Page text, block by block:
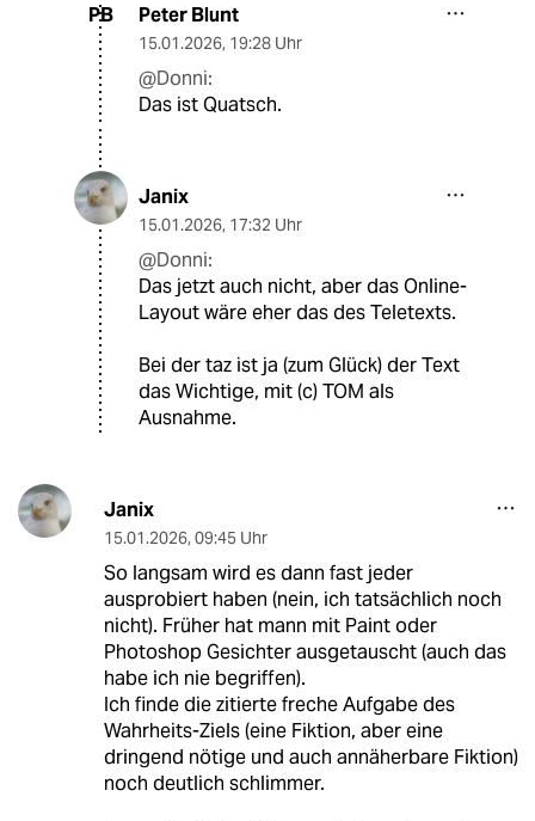
PB Peter Blunt
15.01.2026, 19:28 Uhr
@Donni:
Das ist Quatsch.
Janix
15.01.2026, 17:32 Uhr
@Donni:
Das jetzt auch nicht, aber das Online-
Layout wäre eher das des Teletexts.
Bei der taz ist ja (zum Glück) der Text
das Wichtige, mit (c) TOM als
Ausnahme.
Janix
15.01.2026, 09:45 Uhr
So langsam wird es dann fast jeder
ausprobiert haben (nein, ich tatsächlich noch
nicht). Früher hat mann mit Paint oder
Photoshop Gesichter ausgetauscht (auch das
habe ich nie begriffen).
Ich finde die zitierte freche Aufgabe des
Wahrheits-Ziels (eine Fiktion, aber eine
dringend nötige und auch annäherbare Fiktion)
noch deutlich schlimmer.